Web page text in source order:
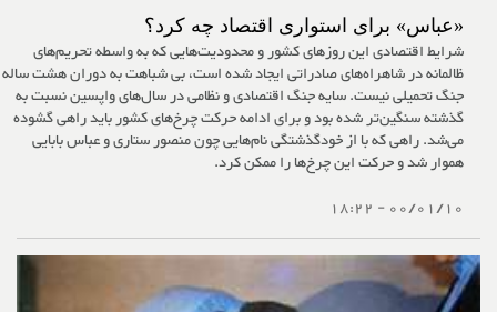
«عباس» برای استواری اقتصاد چه کرد؟
شرایط اقتصادی این روزهای کشور و محدودیت‌هایی که به واسطه تحریم‌های
ظالمانه در شاهراه‌های صادراتی ایجاد شده است، بی شباهت به دوران هشت ساله
جنگ تحمیلی نیست. سایه جنگ اقتصادی و نظامی در سال‌های واپسین نسبت به
گذشته سنگین‌تر شده بود و برای ادامه حرکت چرخ‌های کشور باید راهی گشوده
می‌شد. راهی که با از خودگذشتگی نام‌هایی چون منصور ستاری و عباس بابایی
هموار شد و حرکت این چرخ‌ها را ممکن کرد.
00/01/10 - 18:22